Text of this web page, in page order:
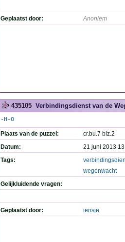
Geplaatst door: Anoniem
435105 Verbindingsdienst van de
-H-O
Plaats van de puzzel:
cr.bu.7 blz.2
Datum:
21 juni 2013
Tags:
wegenwacht
Gelijkluidende vragen:
Geplaatst door: iensje